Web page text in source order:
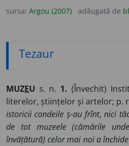
sursa: Argou (2007) adăugată de
Tezaur
MUZEU s. n. 1. (Învechit)
literelor, științelor și artelor; p.
istoricii condeile ș-au frînt,nici
de tot muzeele (cămările
învățătură) celor mai noi a